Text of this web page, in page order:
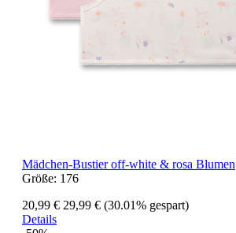
Mädchen-Bustier off-white & rosa Blumen
Größe: 176
20,99 € 29,99 € (30.01% gespart)
Details